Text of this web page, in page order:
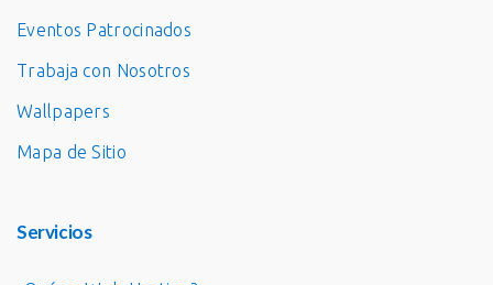
Eventos Patrocinados
Trabaja con Nosotros
Wallpapers
Mapa de Sitio
Servicios